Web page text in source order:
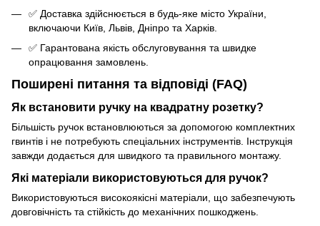
✅ Доставка здійснюється в будь-яке місто України,
включаючи Київ, Львів, Дніпро та Харків.
✅ Гарантована якість обслуговування та швидке
опрацювання замовлень.
Поширені питання та відповіді (FAQ)
Як встановити ручку на квадратну розетку?
Більшість ручок встановлюються за допомогою комплектних
гвинтів і не потребують спеціальних інструментів. Інструкція
завжди додається для швидкого та правильного монтажу.
Які матеріали використовуються для ручок?
Використовуються високоякісні матеріали, що забезпечують
довговічність та стійкість до механічних пошкоджень.